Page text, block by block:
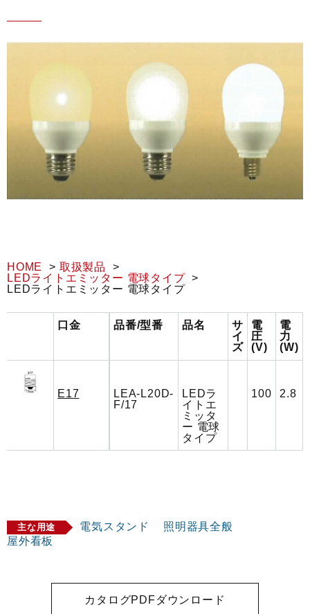
HOME
取扱製品
LEDライトエミッター 電球タイプ
LEDライトエミッター 電球タイプ
口金 品番/型番 品名
サ
イ
ズ
電
圧
(V)
電
力
(W)
E17
LEA-L20D-
F/17
LEDラ
イトエ
ミッタ
ー 電球
タイプ
100 2.8
主な用途 電気スタンド
照明器具全般
屋外看板
カタログPDFダウンロード